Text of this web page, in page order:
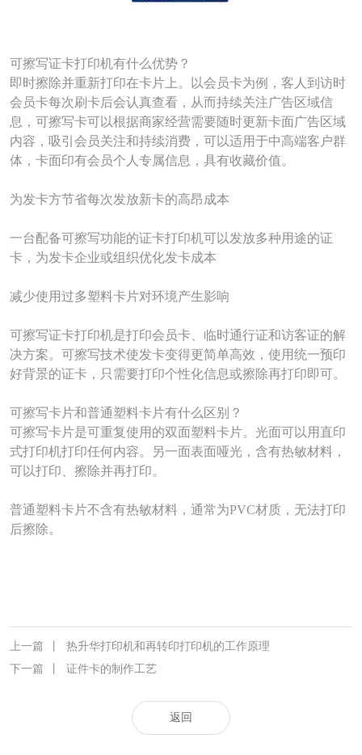
可擦写证卡打印机有什么优势？
即时擦除并重新打印在卡片上 。 以会员卡为例，客人到访时
会员卡每次刷卡后会认真查看，从而持续关注广告区域信
息，可擦写卡可以根据商家经营需要随时更新卡面广告区域
内容，吸引会员关注和持续消费，可以适用于中高端客户群
体，卡面印有会员个人专属信息，具有收藏价值。
为发卡方节省每次发放新卡的高昂成本
一台配备可擦写功能的证卡打印机可以发放多种用途的证
卡，为发卡企业或组织优化发卡成本
减少使用过多塑料卡片对环境产生影响
可擦写证卡打印机是打印会员卡 、临时通行证和访客证的解
决方案。可擦写技术使发卡变得更简单高效，使用统一预印
好背景的证卡，只需要打印个性化信息或擦除再打印即可。
可擦写卡片和普通塑料卡片有什么区别？
可擦写卡片是可重复使用的双面塑料卡片。光面可以用直印
式打印机打印任何内容。另一面表面哑光，含有热敏材料，
可以打印、擦除并再打印。
普通塑料卡片不含有热敏材料，通常为PVC材质，无法打印
后擦除。
上一篇
热升华打印机和再转印打印机的工作原理
下一篇
证件卡的制作工艺
返回